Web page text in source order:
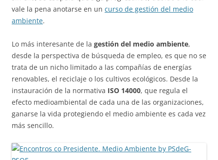
vale la pena anotarse en un curso de gestión del medio
ambiente.
Lo más interesante de la gestión del medio ambiente,
desde la perspectiva de búsqueda de empleo, es que no se
trata de un nicho limitado a las compañías de energías
renovables, el reciclaje o los cultivos ecológicos. Desde la
instauración de la normativa ISO 14000, que regula el
efecto medioambiental de cada una de las organizaciones,
ganarse la vida protegiendo el medio ambiente es cada vez
más sencillo.